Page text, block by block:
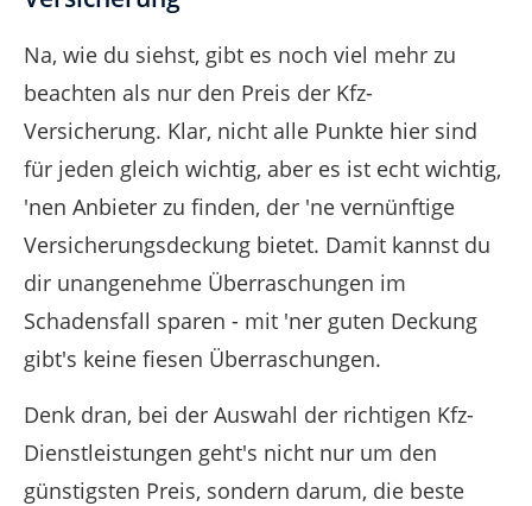
Na, wie du siehst, gibt es noch viel mehr zu
beachten als nur den Preis der Kfz-
Versicherung. Klar, nicht alle Punkte hier sind
für jeden gleich wichtig, aber es ist echt wichtig,
'nen Anbieter zu finden, der 'ne vernünftige
Versicherungsdeckung bietet. Damit kannst du
dir unangenehme Überraschungen im
Schadensfall sparen - mit 'ner guten Deckung
gibt's keine fiesen Überraschungen.
Denk dran, bei der Auswahl der richtigen Kfz-
Dienstleistungen geht's nicht nur um den
günstigsten Preis, sondern darum, die beste